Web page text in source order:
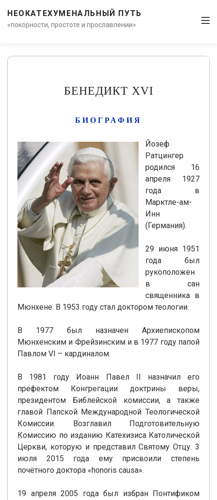
НЕОКАТЕХУМЕНАЛЬНЫЙ ПУТЬ
«покорности, простоте и прославлении»
БЕНЕДИКТ XVI
БИОГРАФИЯ
Йозеф
Ратцингер
родился 16
апреля 1927
года в
Марктле-ам-
Инн
(Германия).
29 июня 1951
года был
рукоположен
в сан
священника в
Мюнхене. В 1953 году стал доктором теологии.
В 1977 был назначен Архиепископом
Мюнхенским и Фрейзинским и в 1977 году папой
Павлом VI – кардиналом.
В 1981 году Иоанн Павел II назначил его
префектом Конгрегации доктрины веры,
президентом Библейской комиссии, а также
главой Папской Международной Теологической
Комиссии. Возглавил Подготовительную
Комиссию по изданию Катехизиса Католической
Церкви, которую и представил Святому Отцу. 3
июля 2015 года ему присвоили степень
почётного доктора «honoris causa».
19 апреля 2005 года был избран Понтификом